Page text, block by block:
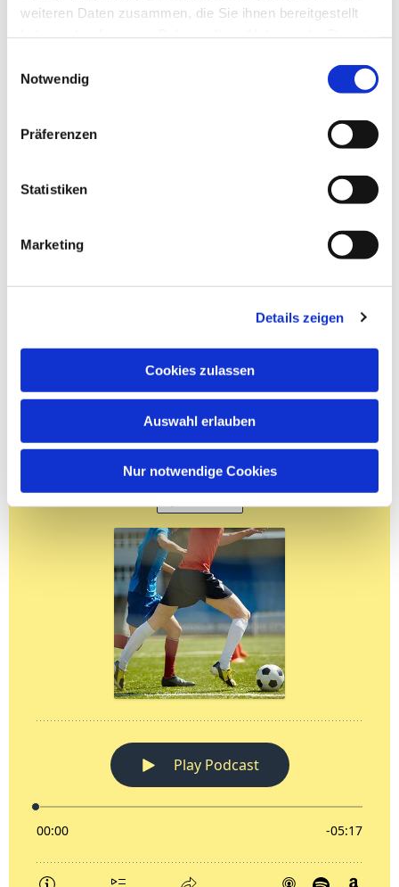
weiteren Daten zusammen, die Sie ihnen bereitgestellt
Notwendig
Präferenzen
Statistiken
Marketing
Details zeigen
Cookies zulassen
Auswahl erlauben
Nur notwendige Cookies